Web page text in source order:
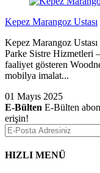
Kepez Marangoz Ustası
Kepez Marangoz
Parke Sistre Hizmetleri
faaliyet gösteren
mobilya imalat...
01 Mayıs 2025
E-Bülten E-Bülten
erişin!
HIZLI MENÜ